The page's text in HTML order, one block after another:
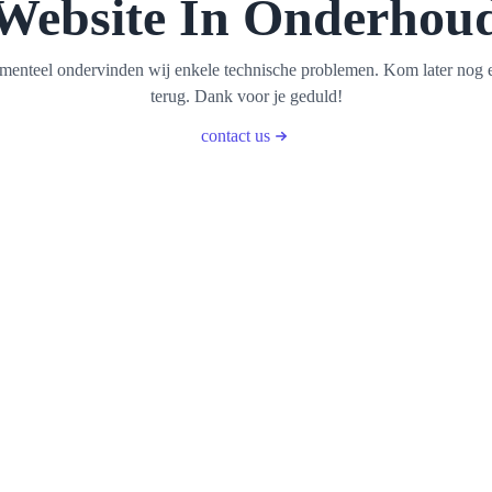
In
ondervinden wij enkele technische problemen. Kom later nog
terug. Dank voor je geduld!
contact us